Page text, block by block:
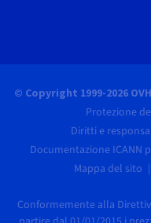
© Copyright 1999-2026
Protezione
Diritti e
Documentazione ICANN
Mappa del sito
Conformemente alla